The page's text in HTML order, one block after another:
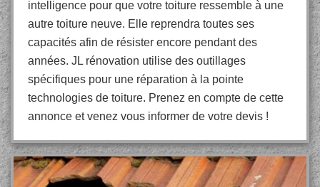
intelligence pour que votre toiture ressemble à une
autre toiture neuve. Elle reprendra toutes ses
capacités afin de résister encore pendant des
années. JL rénovation utilise des outillages
spécifiques pour une réparation à la pointe
technologies de toiture. Prenez en compte de cette
annonce et venez vous informer de votre devis !